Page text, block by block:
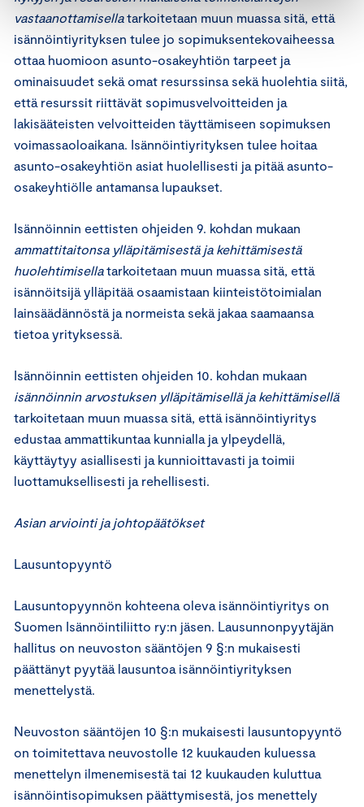
vastaanottamisellatarkoitetaan muun muassa sitä, että
isännöintiyrityksen tulee jo sopimuksentekovaiheessa
ottaa huomioon asunto-osakeyhtiön tarpeet ja
ominaisuudet sekä omat resurssinsa sekä huolehtia siitä,
että resurssit riittävät sopimusvelvoitteiden ja
lakisääteisten velvoitteiden täyttämiseen sopimuksen
voimassaoloaikana. Isännöintiyrityksen tulee hoitaa
asunto-osakeyhtiön asiat huolellisesti ja pitää asunto-
osakeyhtiölle antamansa lupaukset.
Isännöinnin eettisten ohjeiden 9. kohdan mukaan
ammattitaitonsa ylläpitämisestä ja kehittämisestä
huolehtimisellatarkoitetaan muun muassa sitä, että
isännöitsijä ylläpitää osaamistaan kiinteistötoimialan
lainsäädännöstä ja normeista sekä jakaa saamaansa
tietoa yrityksessä.
Isännöinnin eettisten ohjeiden 10. kohdan mukaan
isännöinnin arvostuksen ylläpitämisellä ja kehittämisellä
tarkoitetaan muun muassa sitä, että isännöintiyritys
edustaa ammattikuntaa kunnialla ja ylpeydellä,
käyttäytyy asiallisesti ja kunnioittavasti ja toimii
luottamuksellisesti ja rehellisesti.
Asian arviointi ja johtopäätökset
Lausuntopyyntö
Lausuntopyynnön kohteena oleva isännöintiyritys on
Suomen Isännöintiliitto ry:n jäsen. Lausunnonpyytäjän
hallitus on neuvoston sääntöjen 9 §:n mukaisesti
päättänyt pyytää lausuntoa isännöintiyrityksen
menettelystä.
Neuvoston sääntöjen 10 §:n mukaisesti lausuntopyyntö
on toimitettava neuvostolle 12 kuukauden kuluessa
menettelyn ilmenemisestä tai 12 kuukauden kuluttua
isännöintisopimuksen päättymisestä, jos menettely